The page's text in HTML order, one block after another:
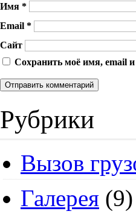
Имя *
Email *
Сайт
Сохранить моё имя, email
Рубрики
Вызов
Галерея (9)